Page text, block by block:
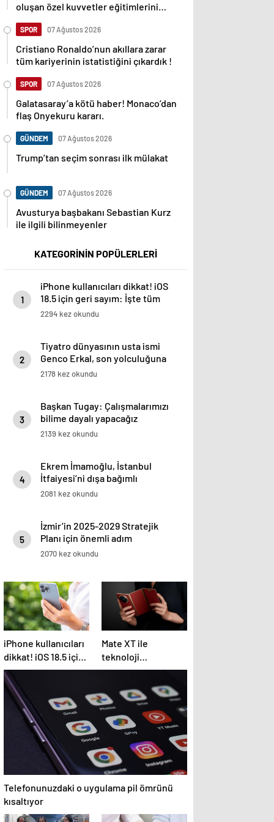
oluşan özel kuvvetler eğitimlerini
SPOR 07 Ağustos 2026
Cristiano Ronaldo’nun akıllara zarar
tüm kariyerinin istatistiğini çıkardık !
SPOR 07 Ağustos 2026
Galatasaray’a kötü haber! Monaco’dan
flaş Onyekuru kararı.
GÜNDEM 07 Ağustos 2026
Trump’tan seçim sonrası ilk mülakat
GÜNDEM 07 Ağustos 2026
Avusturya başbakanı Sebastian Kurz
ile ilgili bilinmeyenler
KATEGORİNİN POPÜLERLERİ
1
iPhone kullanıcıları dikkat! iOS
18.5 için geri sayım: İşte tüm
detaylar…
2294 kez okundu
2
Tiyatro dünyasının usta ismi
Genco Erkal, son yolculuğuna
Harbiye Muhsin Ertuğrul
eşliğinde uğurlandı
2178 kez okundu
3
Başkan Tugay: Çalışmalarımızı
bilime dayalı yapacağız
2139 kez okundu
4
Ekrem İmamoğlu, İstanbul
İtfaiyesi’ni dışa bağımlı
olmaktan kurtaracak ‘Temiz
konuştu
2081 kez okundu
5
İzmir’in 2025-2029 Stratejik
Planı için önemli adım
2070 kez okundu
iPhone kullanıcıları
dikkat! iOS 18.5 için
geri sayım: İşte tüm
detaylar…
Mate XT ile
teknoloji
dünyasında ses
getirmeye devam
ediyor
Telefonunuzdaki o uygulama pil ömrünü
kısaltıyor